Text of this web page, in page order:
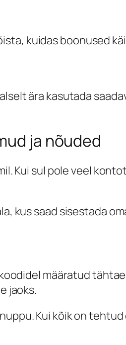
kuidas boonused
ära kasutada
ja nõuded
Kui sul pole veel
kus saad sisestada
määratud
jaoks.
Kui kõik on